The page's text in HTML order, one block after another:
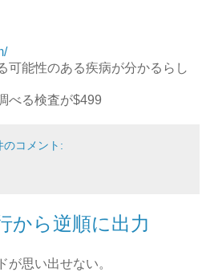
可能性のある疾病が分かるらし
べる検査が$499
のコメント:
から逆順に出力
が思い出せない。